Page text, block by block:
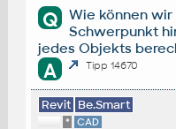
Q
Wie können
Schwerpunkt
jedes Objekts
A Tipp 14670
Revit Be.Smart
* CAD